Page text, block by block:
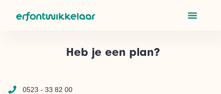
Heb je een plan?
0523 - 33 82 00